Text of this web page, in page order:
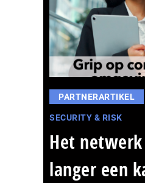
PARTNERARTIKEL
SECURITY & RISK
Het
langer een